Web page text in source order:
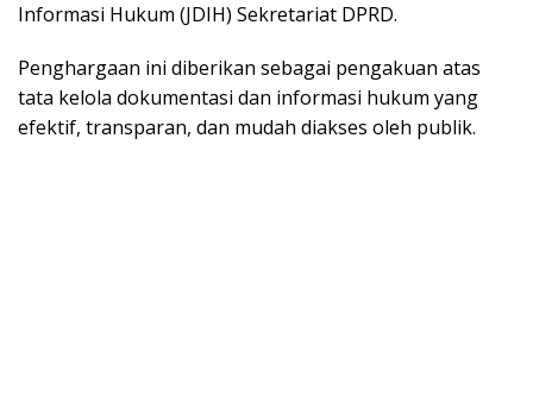
Informasi Hukum (JDIH) Sekretariat DPRD.
Penghargaan ini diberikan sebagai pengakuan atas
tata kelola dokumentasi dan informasi hukum yang
efektif, transparan, dan mudah diakses oleh publik.